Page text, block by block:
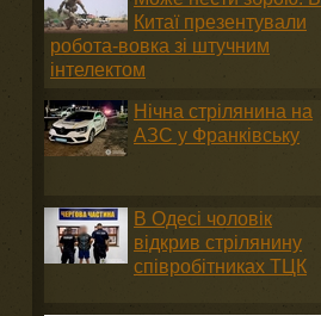
Китаї презентували
робота-вовка зі штучним
інтелектом
Нічна стрілянина на
АЗС у Франківську
В Одесі чоловік
відкрив стрілянину
співробітниках ТЦК